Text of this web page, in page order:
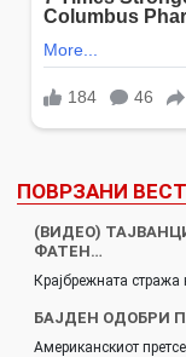
ПОВРЗАНИ
(ВИДЕО)
ФАТЕН…
Крајбрежната стража
БАЈДЕН ОДОБРИ
Американскиот